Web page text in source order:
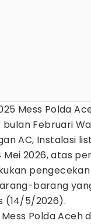
Mess Polda
Februari
AC, Instalasi
Mei 2026, atas
pengecekan
barang
(14/5/2026).
Polda Aceh